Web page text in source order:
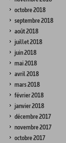
octobre 2018
septembre 2018
août 2018
juillet 2018
juin 2018
mai 2018
avril 2018
mars 2018
février 2018
janvier 2018
décembre 2017
novembre 2017
octobre 2017